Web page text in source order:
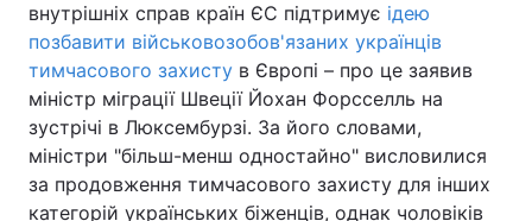
внутрішніх справ країн ЄС підтримує ідею
позбавити військовозобов'язаних українців
тимчасового захисту в Європі – про це заявив
міністр міграції Швеції Йохан Форсселль на
зустрічі в Люксембурзі. За його словами,
міністри "більш-менш одностайно" висловилися
за продовження тимчасового захисту для інших
категорій українських біженців, однак чоловіків